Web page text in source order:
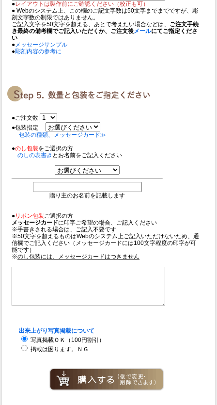
●レイアウトは製作前にご確認ください（校正も可）
● Webのシステム上、この欄のご記文字数は50文字までまでですが、彫
刻文字数の制限ではありません。
ご記入文字を50文字を超える、あとで考えたい場合などは、 ご注文手続
き最終の備考欄でご記入いただくか、ご注文後メールにてご指定くださ
い
●メッセージサンプル
●彫刻内容の参考に
●ご注文数
●包装指定
包装の種類、メッセージカード≫
●のし包装をご選択の方
のしの表書き とお名前をご記入ください
贈り主のお名前を記載します
●リボン包装ご選択の方
メッセージカードに印字ご希望の場合、ご記入ください
※手書きされる場合は、ご記入不要です
※50文字を超えるものはWebのシステム上ご記入いただけないため、通
信欄でご記入ください（メッセージカードには100文字程度の印字が可
能です）
※のし包装には、メッセージカードはつきません
出来上がり写真掲載について
写真掲載ＯＫ（100円割引）
掲載は困ります。ＮＧ